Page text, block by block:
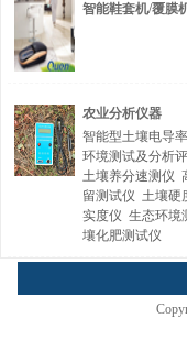
智能鞋套机/覆膜
农业分析仪器
智能型土壤电导
环境测试及分析
土壤养分速测仪
留测试仪 土壤硬
实度仪 生态环境
壤化肥测试仪